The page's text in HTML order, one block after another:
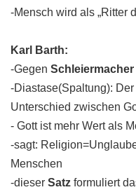
-Mensch wird als „Ritter
Karl Barth:
-Gegen Schleiermacher
-Diastase(Spaltung):
Unterschied zwischen
- Gott ist mehr Wert als
-sagt:
Menschen
-dieser Satz formuliert